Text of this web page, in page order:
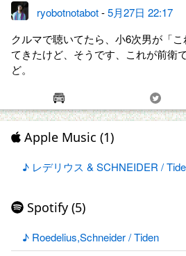
ryobotnotabot-5月27日 22:17
クルマで聴いてたら、小6次男が「
てきたけど、そうです、これが前衛
ど。
Apple Music (1)
♪ レデリウス & SCHNEIDER /
Spotify (5)
♪ Roedelius,Schneider / Tiden